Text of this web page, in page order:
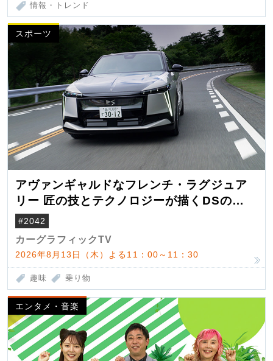
情報・トレンド
スポーツ
アヴァンギャルドなフレンチ・ラグジュア
リー 匠の技とテクノロジーが描くDSの世
界観
#2042
カーグラフィックTV
2026年8月13日（木）よる11：00～11：30
趣味 乗り物
エンタメ・音楽